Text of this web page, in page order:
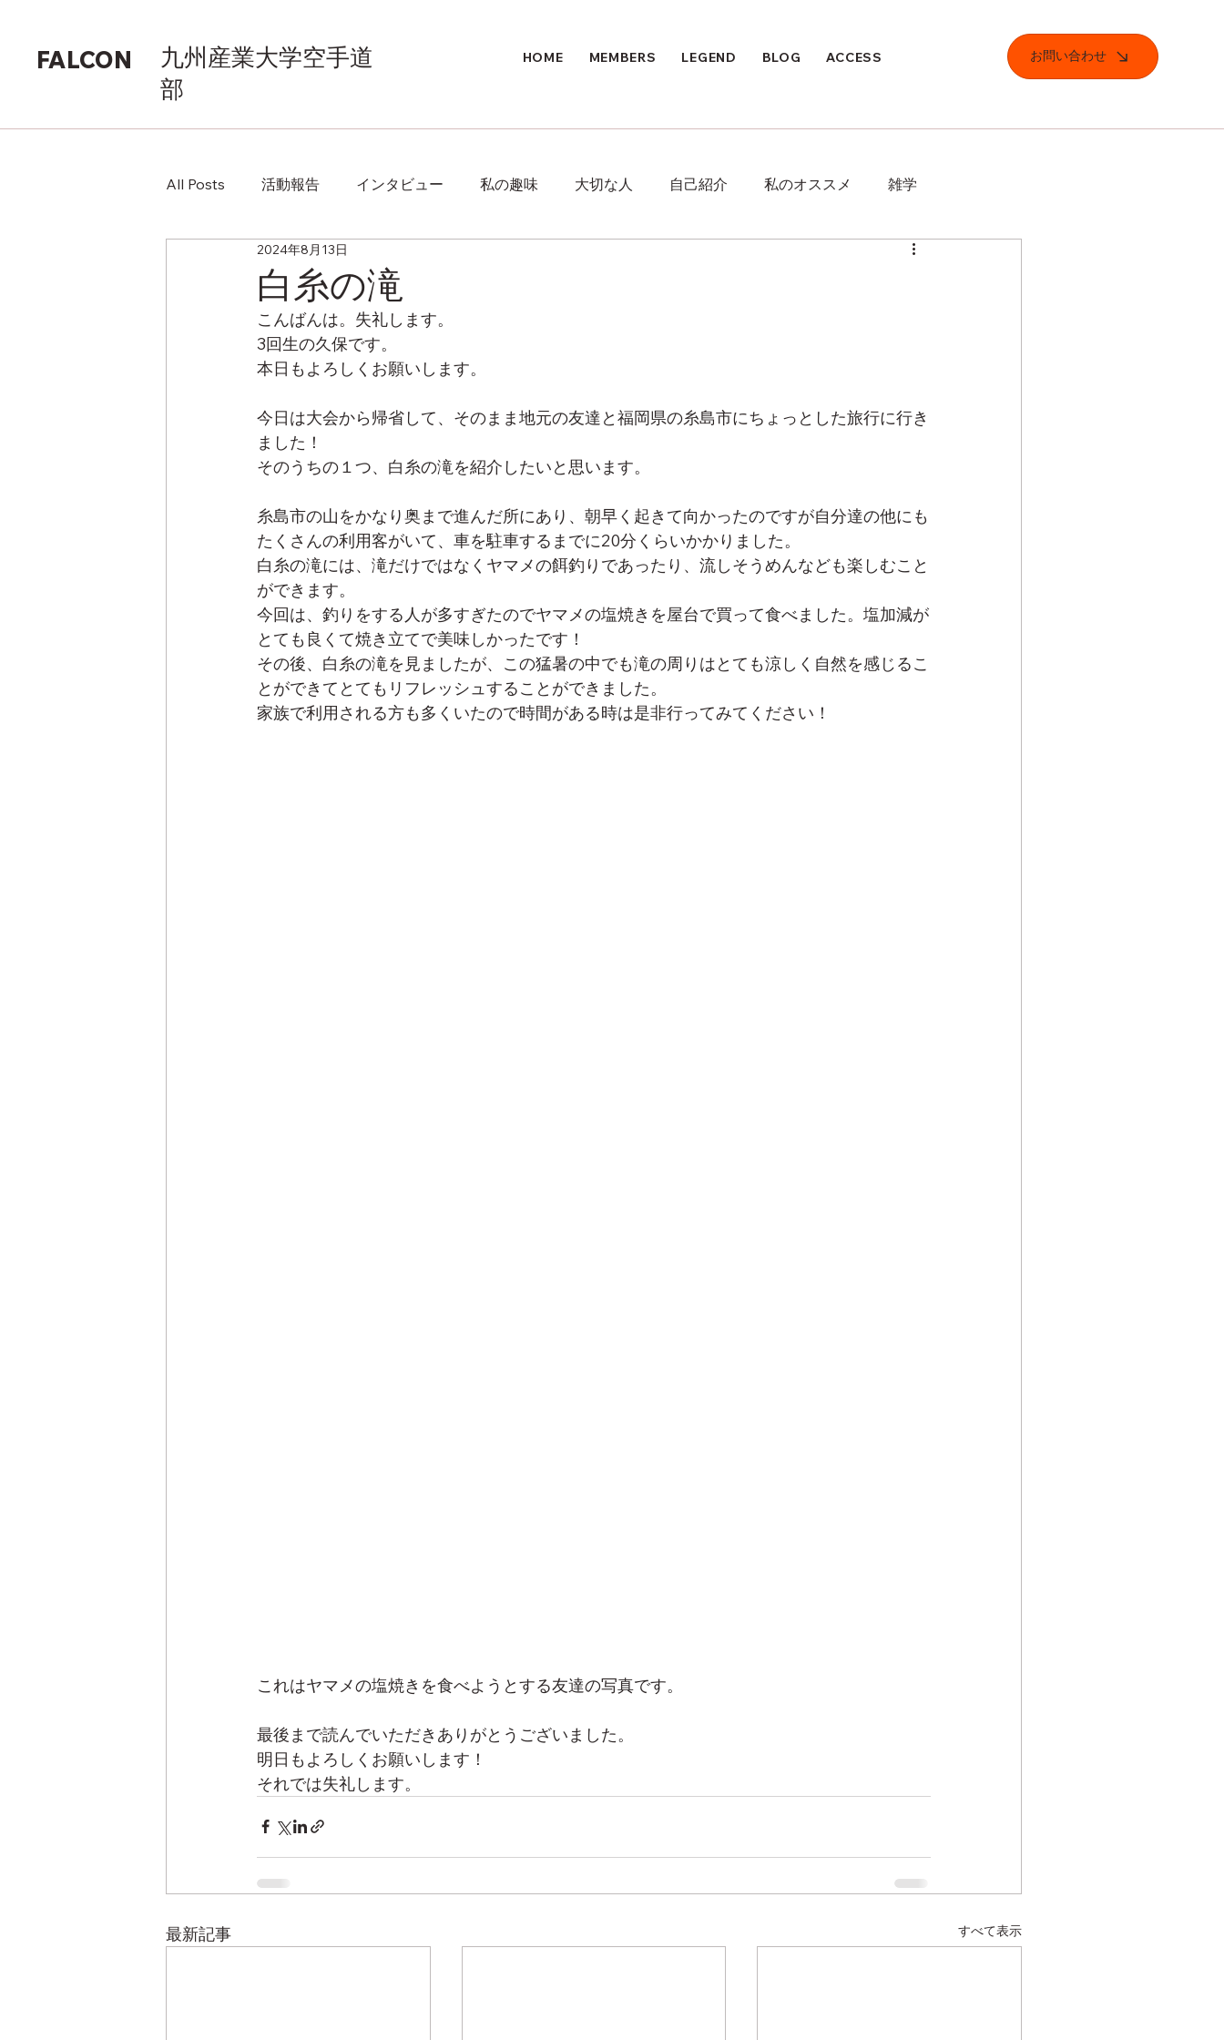
HOME MEMBERS LEGEND BLOG ACCESS お問い合わせ
FALCON
九州産業大学空手道
部
All Posts 活動報告 インタビュー 私の趣味 大切な人 自己紹介 私のオススメ 雑学
白糸の滝
2024年8月13日
こんばんは。失礼します。
3回生の久保です。
本日もよろしくお願いします。
今日は大会から帰省して、そのまま地元の友達と福岡県の糸島市にちょっとした旅行に行き
ました！
そのうちの１つ、白糸の滝を紹介したいと思います。
糸島市の山をかなり奥まで進んだ所にあり、朝早く起きて向かったのですが自分達の他にも
たくさんの利用客がいて、車を駐車するまでに20分くらいかかりました。
白糸の滝には、滝だけではなくヤマメの餌釣りであったり、流しそうめんなども楽しむこと
ができます。
今回は、釣りをする人が多すぎたのでヤマメの塩焼きを屋台で買って食べました。塩加減が
とても良くて焼き立てで美味しかったです！
その後、白糸の滝を見ましたが、この猛暑の中でも滝の周りはとても涼しく自然を感じるこ
とができてとてもリフレッシュすることができました。
家族で利用される方も多くいたので時間がある時は是非行ってみてください！
これはヤマメの塩焼きを食べようとする友達の写真です。
最後まで読んでいただきありがとうございました。
明日もよろしくお願いします！
それでは失礼します。
最新記事 すべて表示